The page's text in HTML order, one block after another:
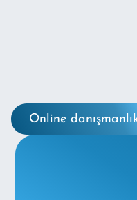
Online